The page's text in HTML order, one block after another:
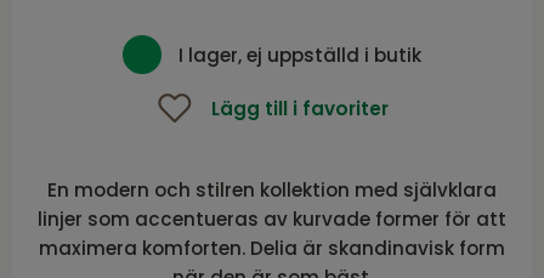
I lager, ej uppställd i butik
Lägg till i favoriter
En modern och stilren kollektion med självklara
linjer som accentueras av kurvade former för att
maximera komforten. Delia är skandinavisk form